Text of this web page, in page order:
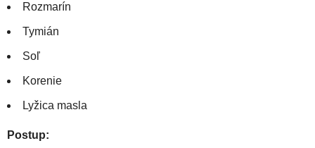
Rozmarín
Tymián
Soľ
Korenie
Lyžica masla
Postup: